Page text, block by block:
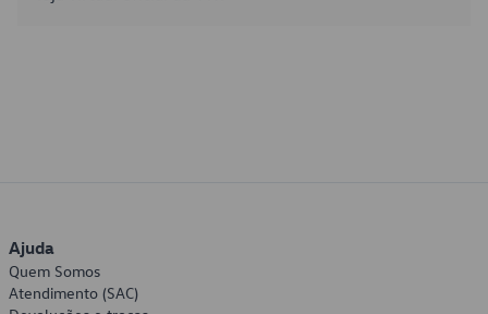
Ajuda
Quem Somos
Atendimento (SAC)